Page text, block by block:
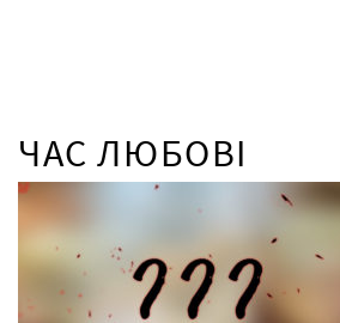
ЧАС ЛЮБОВІ